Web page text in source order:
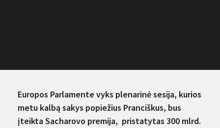
Europos Parlamente vyks plenarinė sesija, kurios
metu kalbą sakys popiežius Pranciškus, bus
įteikta Sacharovo premija, pristatytas 300 mlrd.